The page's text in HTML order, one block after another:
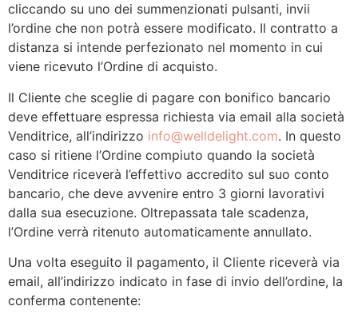
cliccando su uno dei summenzionati pulsanti, invii
l’ordine che non potrà essere modificato. Il contratto a
distanza si intende perfezionato nel momento in cui
viene ricevuto l’Ordine di acquisto.
Il Cliente che sceglie di pagare con bonifico bancario
deve effettuare espressa richiesta via email alla società
Venditrice, all’indirizzo info@welldelight.com. In questo
caso si ritiene l’Ordine compiuto quando la società
Venditrice riceverà l’effettivo accredito sul suo conto
bancario, che deve avvenire entro 3 giorni lavorativi
dalla sua esecuzione. Oltrepassata tale scadenza,
l’Ordine verrà ritenuto automaticamente annullato.
Una volta eseguito il pagamento, il Cliente riceverà via
email, all’indirizzo indicato in fase di invio dell’ordine, la
conferma contenente: